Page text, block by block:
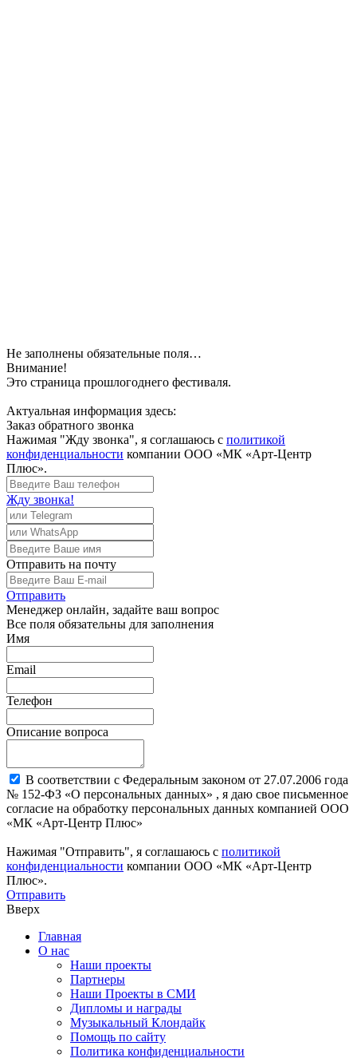
Не заполнены обязательные поля…
Внимание!
Это страница прошлогоднего фестиваля.
Актуальная информация здесь:
Заказ обратного звонка
Нажимая "Жду звонка", я соглашаюсь с политикой
конфиденциальности компании ООО «МК «Арт-Центр
Плюс».
Жду звонка!
Отправить на почту
Отправить
Менеджер онлайн, задайте ваш вопрос
Все поля обязательны для заполнения
Имя
Email
Телефон
Описание вопроса
В соответствии с Федеральным законом от 27.07.2006 года
№ 152-ФЗ «О персональных данных» , я даю свое письменное
согласие на обработку персональных данных компанией ООО
«МК «Арт-Центр Плюс»
Нажимая "Отправить", я соглашаюсь с политикой
конфиденциальности компании ООО «МК «Арт-Центр
Плюс».
Отправить
Вверх
Главная
О нас
Наши проекты
Партнеры
Наши Проекты в СМИ
Дипломы и награды
Музыкальный Клондайк
Помощь по сайту
Политика конфиденциальности